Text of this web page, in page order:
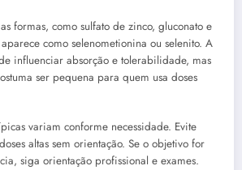
formas, como sulfato de zinco, gluconato e
como selenometionina ou selenito. A
influenciar absorção e tolerabilidade, mas
ser pequena para quem usa doses
variam conforme necessidade. Evite
altas sem orientação. Se o objetivo for
siga orientação profissional e exames.